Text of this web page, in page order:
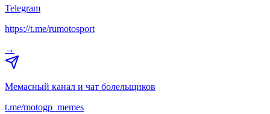
Telegram
https://t.me/rumotosport
→
Мемасный канал и чат болельщиков
t.me/motogp_memes